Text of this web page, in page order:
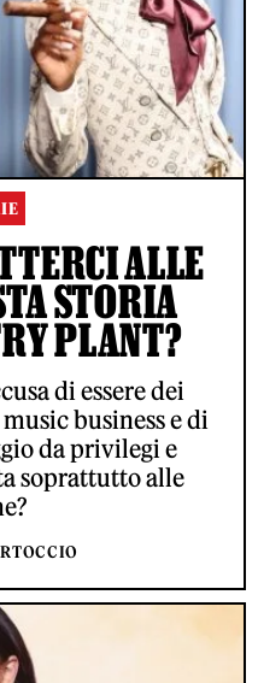
ALLE
STORIA
PLANT?
di essere dei
business e di
da privilegi e
soprattutto alle